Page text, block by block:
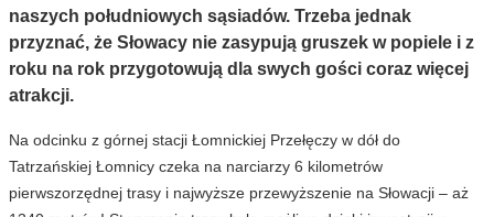
naszych południowych sąsiadów. Trzeba jednak
przyznać, że Słowacy nie zasypują gruszek w popiele i z
roku na rok przygotowują dla swych gości coraz więcej
atrakcji.
Na odcinku z górnej stacji Łomnickiej Przełęczy w dół do
Tatrzańskiej Łomnicy czeka na narciarzy 6 kilometrów
pierwszorzędnej trasy i najwyższe przewyższenie na Słowacji – aż